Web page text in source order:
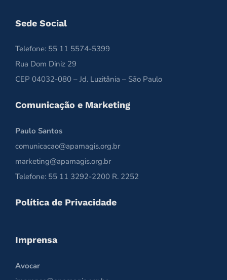
Sede Social
Telefone: 55 11 5574-5399
Rua Dom Diniz 29
CEP 04032-080 – Jd. Luzitânia – São Paulo
Comunicação e Marketing
Paulo Santos
comunicacao@apamagis.org.br
marketing@apamagis.org.br
Telefone: 55 11 3292-2200 R. 2252
Política de Privacidade
Imprensa
Avocar